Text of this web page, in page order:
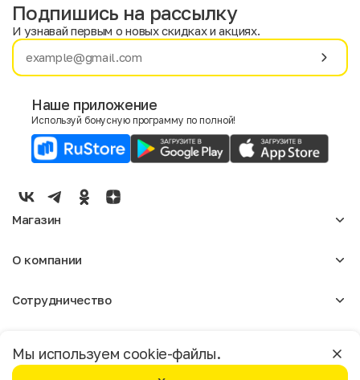
Имя
E-mail
Мужской
Женский
Мы используем cookie-файлы.
Москва
Подпишись на рассылку
И узнавай первым о новых скидках и акциях.
Наше приложение
Используй бонусную программу по полной!
Магазин
Мужское
О компании
Отзывы
Магазины
Сотрудничество
Реклама
Доставка и оплата
Бонусная программа